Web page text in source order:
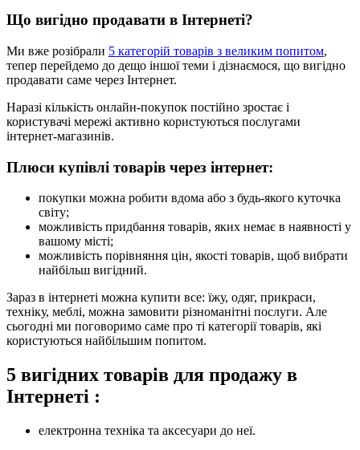
Що вигідно продавати в Інтернеті?
Ми вже розібрали 5 категорій товарів з великим попитом,
тепер перейдемо до дещо іншої теми і дізнаємося, що вигідно
продавати саме через Інтернет.
Наразі кількість онлайн-покупок постійно зростає і
користувачі мережі активно користуються послугами
інтернет-магазинів.
Плюси купівлі товарів через інтернет:
покупки можна робити вдома або з будь-якого куточка
світу;
можливість придбання товарів, яких немає в наявності у
вашому місті;
можливість порівняння цін, якості товарів, щоб вибрати
найбільш вигідний.
Зараз в інтернеті можна купити все: їжу, одяг, прикраси,
техніку, меблі, можна замовити різноманітні послуги. Але
сьогодні ми поговоримо саме про ті категорії товарів, які
користуються найбільшим попитом.
5 вигідних товарів для продажу в
Інтернеті :
електронна техніка та аксесуари до неї.